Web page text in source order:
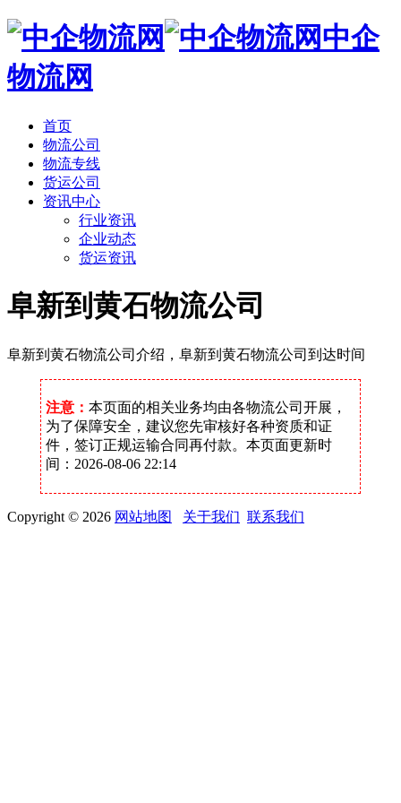
中企
物流网
首页
物流公司
物流专线
货运公司
资讯中心
行业资讯
企业动态
货运资讯
阜新到黄石物流公司
阜新到黄石物流公司介绍，阜新到黄石物流公司到达时间
注意：本页面的相关业务均由各物流公司开展，
为了保障安全，建议您先审核好各种资质和证
件，签订正规运输合同再付款。本页面更新时
间：2026-08-06 22:14
Copyright © 2026 网站地图 关于我们 联系我们